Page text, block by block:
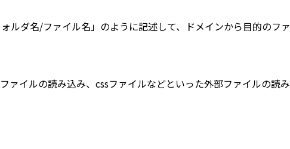
ルダ名/ファイル名」のように記述して、ドメインから目的のファ
イルの読み込み、cssファイルなどといった外部ファイルの読み